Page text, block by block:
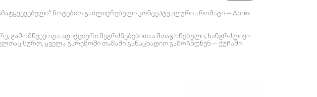
ნოტებით გაძლიერებული კონცეპტუალური არომატი — Après
გამომწვევი და ადიქციური შეგრძნებებითაა შთაგონებული; ხანგრძლივი
სურთ, ყველა გარემოში თამამი განაცხადით გამოჩნდნენ — ქუჩაში